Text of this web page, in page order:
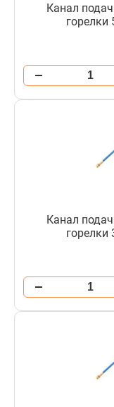
Канал
горелки
Канал
горелки